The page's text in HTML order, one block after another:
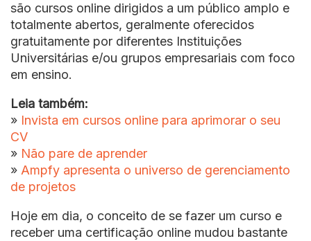
são cursos online dirigidos a um público amplo e
totalmente abertos, geralmente oferecidos
gratuitamente por diferentes Instituições
Universitárias e/ou grupos empresariais com foco
em ensino.
Leia também:
» Invista em cursos online para aprimorar o seu
CV
» Não pare de aprender
» Ampfy apresenta o universo de gerenciamento
de projetos
Hoje em dia, o conceito de se fazer um curso e
receber uma certificação online mudou bastante